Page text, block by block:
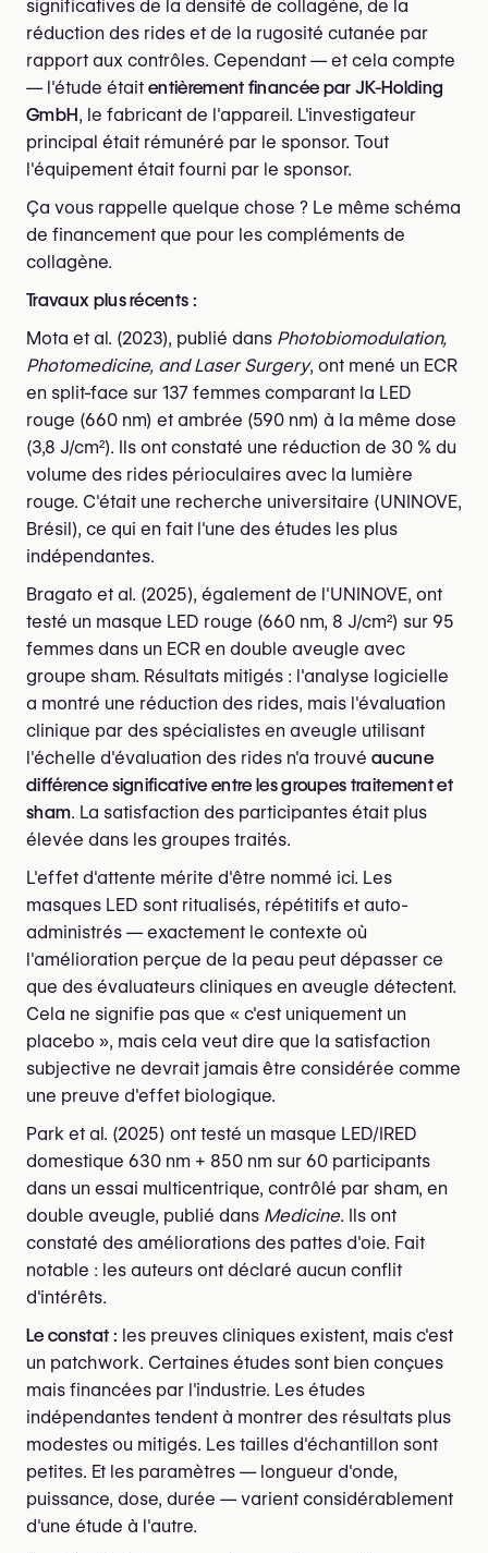
significatives de la densité de collagène, de la
réduction des rides et de la rugosité cutanée par
rapport aux contrôles. Cependant — et cela compte
— l'étude était entièrement financée par JK-Holding
GmbH , le fabricant de l'appareil. L'investigateur
principal était rémunéré par le sponsor. Tout
l'équipement était fourni par le sponsor.
Ça vous rappelle quelque chose ? Le même schéma
de financement que pour les compléments de
collagène.
Travaux plus récents :
Mota et al. (2023), publié dans Photobiomodulation,
Photomedicine, and Laser Surgery, ont mené un ECR
en split-face sur 137 femmes comparant la LED
rouge (660 nm) et ambrée (590 nm) à la même dose
(3,8 J/cm²). Ils ont constaté une réduction de 30 % du
volume des rides périoculaires avec la lumière
rouge. C'était une recherche universitaire (UNINOVE,
Brésil), ce qui en fait l'une des études les plus
indépendantes.
Bragato et al. (2025), également de l'UNINOVE, ont
testé un masque LED rouge (660 nm, 8 J/cm²) sur 95
femmes dans un ECR en double aveugle avec
groupe sham. Résultats mitigés : l'analyse logicielle
a montré une réduction des rides, mais l'évaluation
clinique par des spécialistes en aveugle utilisant
l'échelle d'évaluation des rides n'a trouvé aucune
différence significative entre les groupes traitement et
sham. La satisfaction des participantes était plus
élevée dans les groupes traités.
L'effet d'attente mérite d'être nommé ici. Les
masques LED sont ritualisés, répétitifs et auto-
administrés — exactement le contexte où
l'amélioration perçue de la peau peut dépasser ce
que des évaluateurs cliniques en aveugle détectent.
Cela ne signifie pas que « c'est uniquement un
placebo », mais cela veut dire que la satisfaction
subjective ne devrait jamais être considérée comme
une preuve d'effet biologique.
Park et al. (2025) ont testé un masque LED/IRED
domestique 630 nm + 850 nm sur 60 participants
dans un essai multicentrique, contrôlé par sham, en
double aveugle, publié dans Medicine. Ils ont
constaté des améliorations des pattes d'oie. Fait
notable : les auteurs ont déclaré aucun conflit
d'intérêts.
Le constat : les preuves cliniques existent, mais c'est
un patchwork. Certaines études sont bien conçues
mais financées par l'industrie. Les études
indépendantes tendent à montrer des résultats plus
modestes ou mitigés. Les tailles d'échantillon sont
petites. Et les paramètres — longueur d'onde,
puissance, dose, durée — varient considérablement
d'une étude à l'autre.